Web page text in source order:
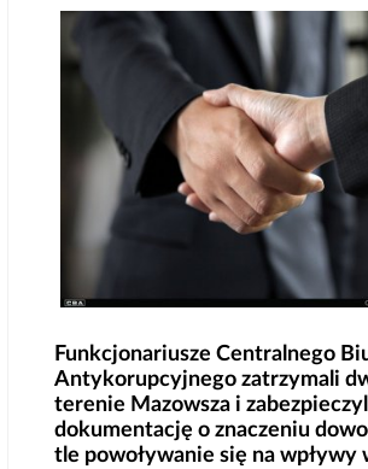
Funkcjonariusze Centralnego
Antykorupcyjnego zatrzymali
terenie Mazowsza i
dokumentację o znaczeniu
tle powoływanie się na wpływy